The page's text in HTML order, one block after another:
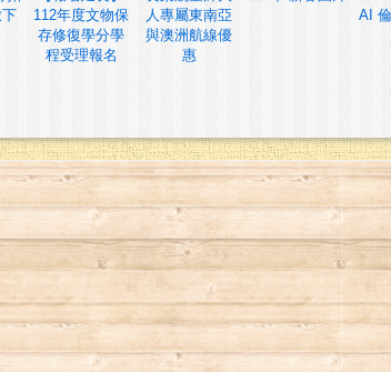
112年度文物保
存修復學分學
程受理報名
人專屬東南亞
與澳洲航線優
惠
AI